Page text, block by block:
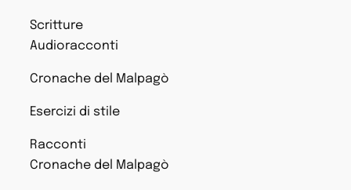
Scritture
Audioracconti
Cronache del Malpagò
Esercizi di stile
Racconti
Cronache del Malpagò